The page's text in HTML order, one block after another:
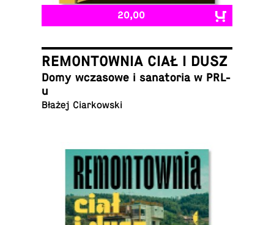
20,00
REMONTOWNIA CIAŁ I DUSZ
Domy wcza­sowe i sana­to­ria w PRL-
u
Błażej Ciarkowski